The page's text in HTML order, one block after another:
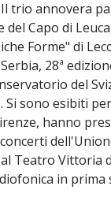
trio annovera
Capo di
Forme" di
28ª
del
Si sono esibiti
hanno
Teatro Vittoria
in prima